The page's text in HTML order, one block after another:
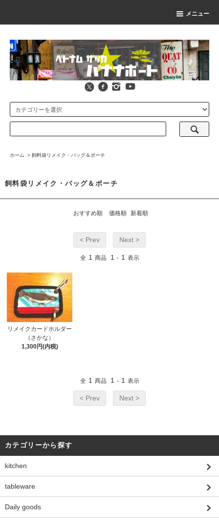
メニュー
ホーム > 飼料袋リメイク・バッグ＆ポーチ
飼料袋リメイク・バッグ＆ポーチ
おすすめ順 価格順 新着順
< Prev Next >
全 1 商品 1 - 1 表示
リメイクカードホルダー
（さかな）
1,300円(内税)
全 1 商品 1 - 1 表示
< Prev Next >
カテゴリーから探す
kitchen
tableware
Daily goods